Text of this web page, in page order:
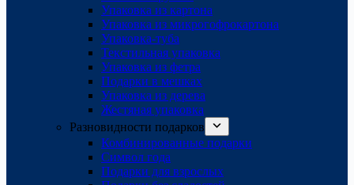
Упаковка из картона
Упаковка из микрогофрокартона
Упаковка-туба
Текстильная упаковка
Упаковка из фетра
Подарки в мешках
Упаковка из дерева
Жестяная упаковка
Разновидности подарков
Комбинированные подарки
Символ года
Подарки для взрослых